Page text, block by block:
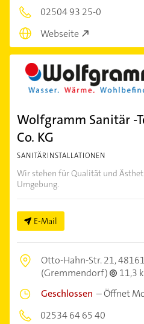
02504 93 25-0
Webseite
Wolfgramm Sanitär -
Co. KG
SANITÄRINSTALLATIONEN
Wir stehen für Qualität und
Umgebung.
E-Mail
Otto-Hahn-Str. 21,
(Gremmendorf)
11,3
Geschlossen –Öffnet
02534 64 65 40